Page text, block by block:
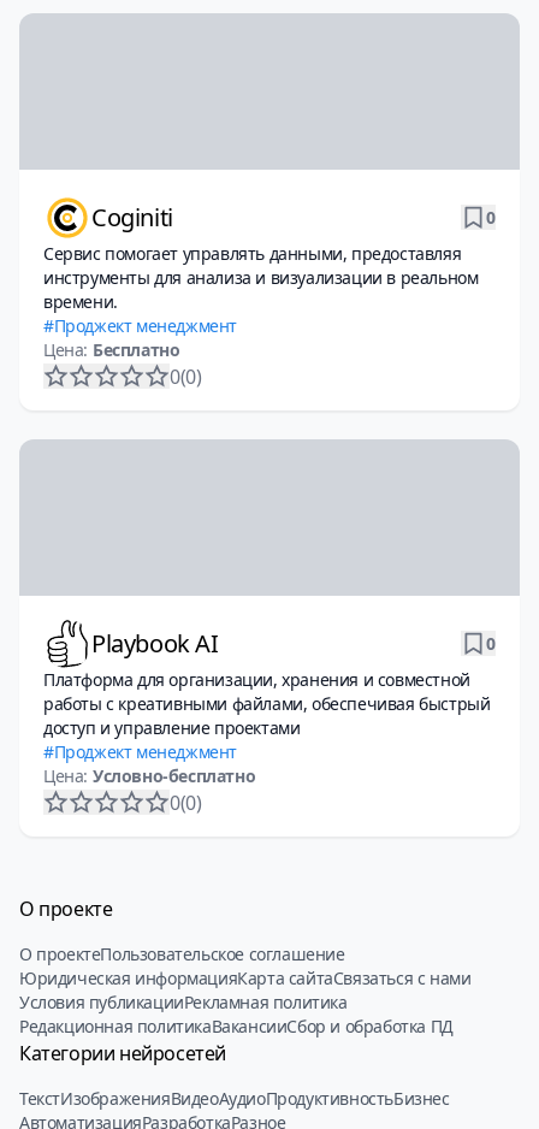
Coginiti
0
Сервис помогает управлять данными, предоставляя
инструменты для анализа и визуализации в реальном
времени.
Проджект менеджмент
Цена: Бесплатно
0(0)
Playbook AI
0
Платформа для организации, хранения и совместной
работы с креативными файлами, обеспечивая быстрый
доступ и управление проектами
Проджект менеджмент
Цена: Условно-бесплатно
0(0)
О проекте
О проектеПользовательское соглашение
Юридическая информацияКарта сайтаСвязаться с нами
Условия публикацииРекламная политика
Редакционная политикаВакансииСбор и обработка ПД
Категории нейросетей
ТекстИзображенияВидеоАудиоПродуктивностьБизнес
АвтоматизацияРазработкаРазное